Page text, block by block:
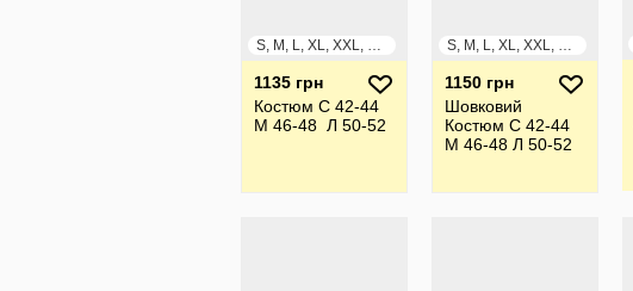
S, M, L, XL, XXL, XXXL
1135 грн
Костюм С 42-44
М 46-48 Л 50-52
S, M, L, XL, XXL, XXXL
1150 грн
Шовковий
Костюм С 42-44
М 46-48 Л 50-52